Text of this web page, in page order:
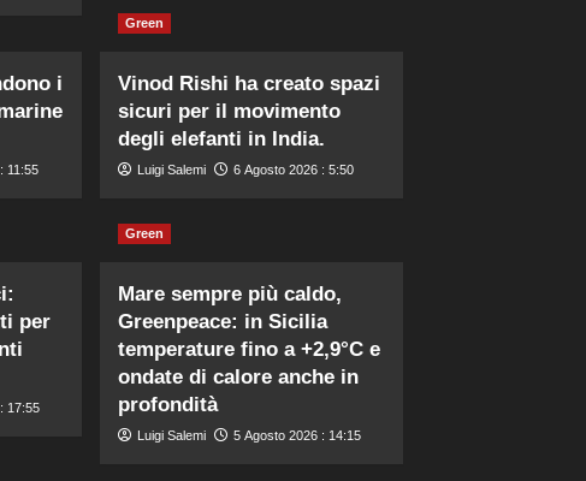
i
11:55
Green
Vinod Rishi ha creato spazi
sicuri per il movimento
degli elefanti in India.
Luigi Salemi 6 Agosto 2026 : 5:50
per
17:55
Green
Mare sempre più caldo,
Greenpeace: in Sicilia
temperature fino a +2,9°C e
ondate di calore anche in
profondità
Luigi Salemi 5 Agosto 2026 : 14:15